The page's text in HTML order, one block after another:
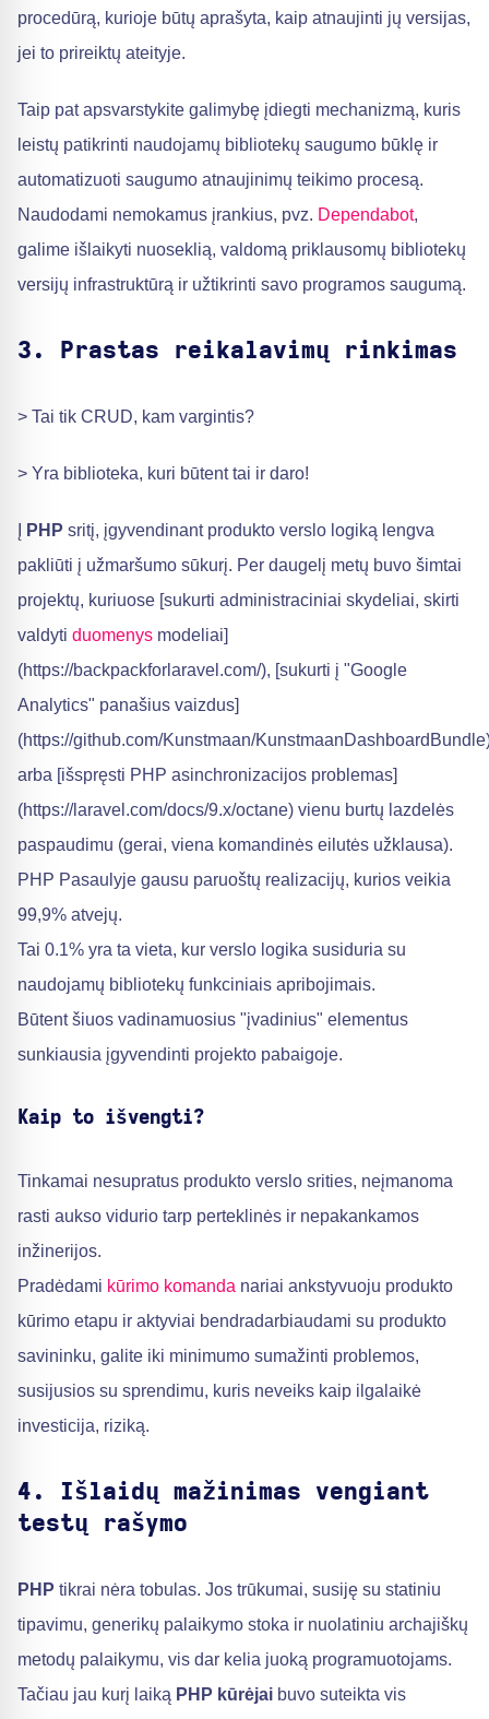
procedūrą, kurioje būtų aprašyta, kaip atnaujinti jų versijas,
jei to prireiktų ateityje.
Taip pat apsvarstykite galimybę įdiegti mechanizmą, kuris
leistų patikrinti naudojamų bibliotekų saugumo būklę ir
automatizuoti saugumo atnaujinimų teikimo procesą.
Naudodami nemokamus įrankius, pvz. Dependabot,
galime išlaikyti nuoseklią, valdomą priklausomų bibliotekų
versijų infrastruktūrą ir užtikrinti savo programos saugumą.
3. Prastas reikalavimų rinkimas
> Tai tik CRUD, kam vargintis?
> Yra biblioteka, kuri būtent tai ir daro!
PHP sritį, įgyvendinant produkto verslo logiką lengva
pakliūti į užmaršumo sūkurį. Per daugelį metų buvo šimtai
projektų, kuriuose [sukurti administraciniai skydeliai, skirti
valdyti duomenys modeliai]
(https://backpackforlaravel.com/), [sukurti į "Google
Analytics" panašius vaizdus]
(https://github.com/Kunstmaan/
arba [išspręsti PHP asinchronizacijos problemas]
(https://laravel.com/docs/9.x/octane) vienu burtų lazdelės
paspaudimu (gerai, viena komandinės eilutės užklausa).
PHP Pasaulyje gausu paruoštų realizacijų, kurios veikia
99,9% atvejų.
Tai 0.1% yra ta vieta, kur verslo logika susiduria su
naudojamų bibliotekų funkciniais apribojimais.
Būtent šiuos vadinamuosius "įvadinius" elementus
sunkiausia įgyvendinti projekto pabaigoje.
Kaip to išvengti?
Tinkamai nesupratus produkto verslo srities, neįmanoma
rasti aukso vidurio tarp perteklinės ir nepakankamos
inžinerijos.
Pradėdami kūrimo komanda nariai ankstyvuoju produkto
kūrimo etapu ir aktyviai bendradarbiaudami su produkto
savininku, galite iki minimumo sumažinti problemos,
susijusios su sprendimu, kuris neveiks kaip ilgalaikė
investicija, riziką.
4. Išlaidų mažinimas vengiant
testų rašymo
PHP tikrai nėra tobulas. Jos trūkumai, susiję su statiniu
tipavimu, generikų palaikymo stoka ir nuolatiniu archajiškų
metodų palaikymu, vis dar kelia juoką programuotojams.
Tačiau jau kurį laiką PHP kūrėjai buvo suteikta vis